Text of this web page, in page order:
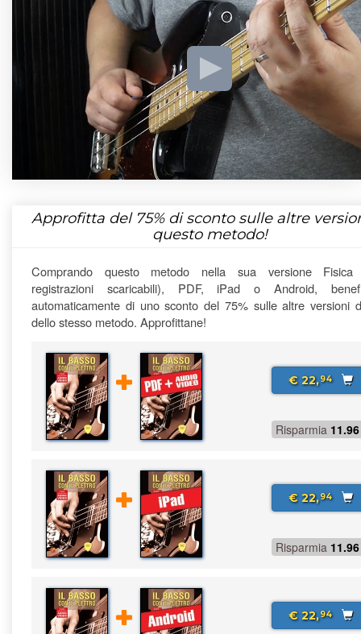
Approfitta del 75%di sconto sulle altre
questo metodo!
Comprando questo metodo nella sua versione Fisica
registrazioni scaricabili), PDF, iPad o Android,
automaticamente di uno sconto del 75% sulle altre versioni
dello stesso metodo. Approfittane!
€ 22,94
Risparmia 11.96
€ 22,94
Risparmia 11.96
€ 22,94